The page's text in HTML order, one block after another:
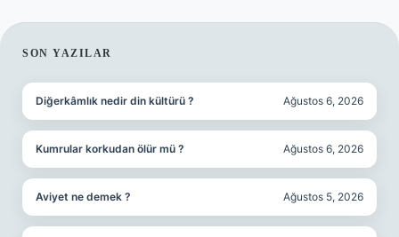
SIDEBAR
SON YAZILAR
Diğerkâmlık nedir din kültürü ? Ağustos 6, 2026
Kumrular korkudan ölür mü ? Ağustos 6, 2026
Aviyet ne demek ? Ağustos 5, 2026